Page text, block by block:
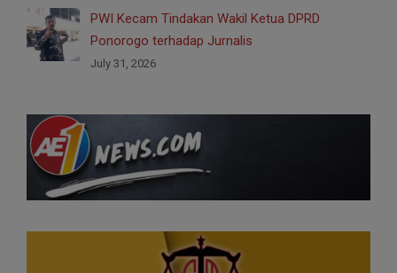
PWI Kecam Tindakan Wakil Ketua DPRD
Ponorogo terhadap Jurnalis
July 31, 2026